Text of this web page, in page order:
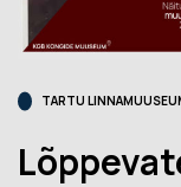
TARTU